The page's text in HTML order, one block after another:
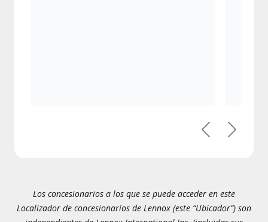
Anterior
Los concesionarios a los que se puede acceder en este
Localizador de concesionarios de Lennox (este “Ubicador”) son